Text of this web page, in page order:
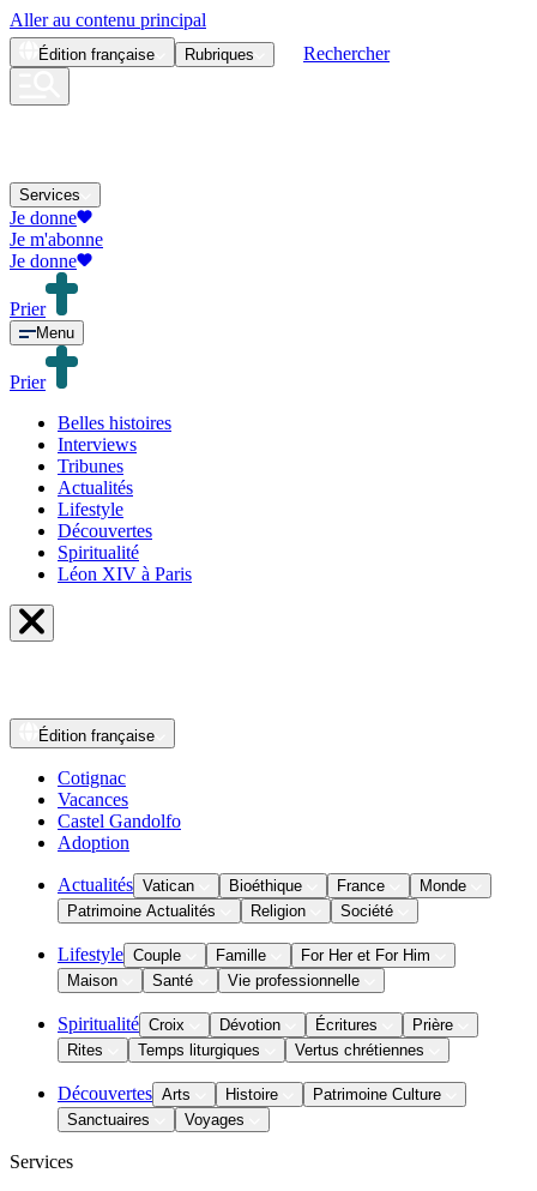
Aller au contenu principal
Édition française Rubriques Rechercher
Services
Je donne
Je m'abonne
Je donne
Prier
Menu
Prier
Belles histoires
Interviews
Tribunes
Actualités
Lifestyle
Découvertes
Spiritualité
Léon XIV à Paris
Édition française
Cotignac
Vacances
Castel Gandolfo
Adoption
Actualités Vatican Bioéthique France
Monde
Patrimoine Actualités
Religion Société
Lifestyle Couple Famille
For Her et For Him
Maison
Santé Vie professionnelle
Spiritualité Croix Dévotion Écritures
Prière
Rites
Temps liturgiques Vertus chrétiennes
Découvertes Arts Histoire
Patrimoine Culture
Sanctuaires
Voyages
Services